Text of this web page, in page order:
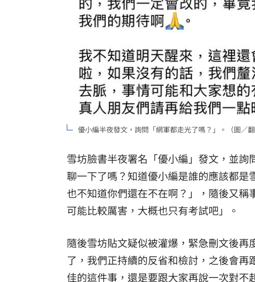
優小編半夜發文，詢問「網軍都走光了嗎？」。（圖／翻
雪坊臉書半夜署名「優小編」發文，並
聊一下了嗎？知道優小編是誰的應該都是
也不知道你們還在不在啊？」，隨後又
可能比較厲害，大概也只有考試吧」。
隨後雪坊貼文疑似被灌爆，緊急刪文後
了，我們正持續的反省和檢討，之後會
佳的這件事，還是要跟大家再說一次對